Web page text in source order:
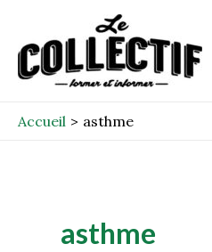
contenu
Accueil asthme
asthme